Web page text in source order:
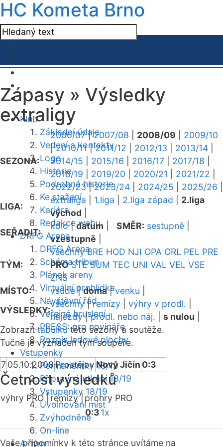
HC Kometa Brno
Klub
Základní údaje
Vedení a kontakty
Logo
Historie
Podrobná historie
Ke stažení
Kariéra
Redakce webu
DRFG Arena
DRFG Arena
Schéma tribun
Plánek areny
Virtuální prohlídka
Návštěvní řád
Veřejné bruslení
PRESS: pro novináře
Rozpis ledové plochy
Vstupenky
Permanentky 18/19
Přípravná utkání 18/19
Vstupenky 18/19
Uvolňování míst
Zvýhodněné
On-line
A-tým
Zápasy » Výsledky
extraligy
SEZONA:
2006/07|2007/08 2008/09
2009/10
|2010/11|2011/12 2012/13 2013/14
2014/15
2015/16 2016/17 2017/18
2018/19
2019/20 2020/21 2021/22
2022/23|2023/24 2024/25 2025/26
LIGA:
extraliga 1.liga 2.liga západ
2.liga
východ
SEŘADIT:
kolo|datum SMĚR: sestupně
vzestupně
TÝM:
všechny BRE HOD NJI OPA ORL PEL PRE
PRO STE SUM TEC UNI VAL VEL VSE
ZNS
MÍSTO:
všude|doma|venku
VÝSLEDKY:
všechny|remízy výhry v prodl.
nájezdy|prodl. nebo náj. s nulou
Zobrazittabulkutéto sezóny a soutěže.
Tučně je vyznačen tým soupeře.
7 05.10.2008Prostějov Nový Jičín 0:3
Četnost výsledků
výhry PRO |remízy | prohry PRO
0:31x
Vaše připomínky k této stránce uvítáme na